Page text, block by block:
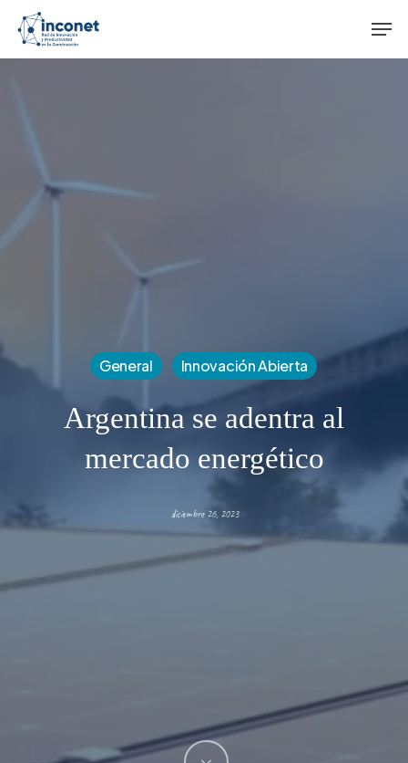
main
content
General Innovación Abierta
Argentina se adentra al
mercado energético
diciembre 26, 2023